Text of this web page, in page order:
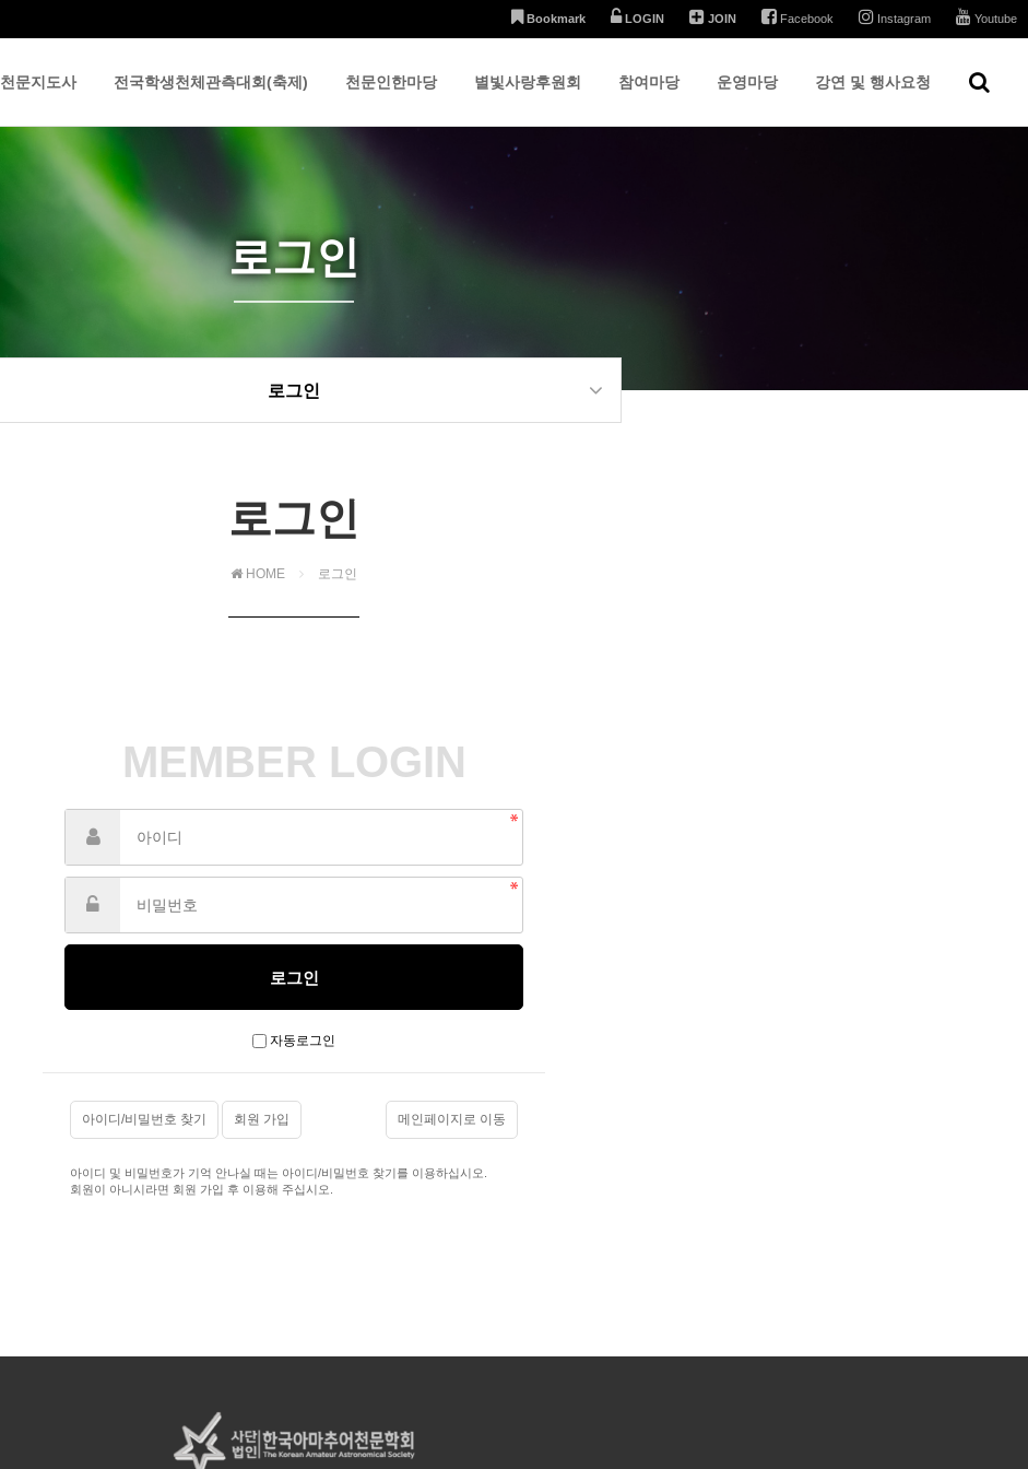
Bookmark LOGIN JOIN Facebook Instagram Youtube
천문지도사 전국학생천체관측대회(축제) 천문인한마당 별빛사랑후원회 참여마당 운영마당 강연 및 행사요청
로그인
로그인
로그인
HOME 로그인
MEMBER LOGIN
자동로그인
아이디/비밀번호 찾기 회원 가입 메인페이지로 이동
아이디 및 비밀번호가 기억 안나실 때는 아이디/비밀번호 찾기를 이용하십시오.
회원이 아니시라면 회원 가입 후 이용해 주십시오.